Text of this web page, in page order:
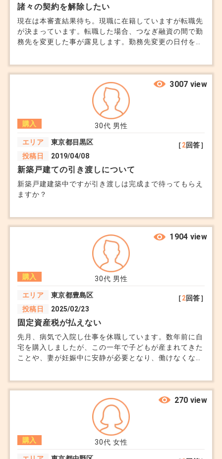
諸々の契約を解除したい
現在は本審査結果待ち。現職に在籍していますが転職先
が決まっています。転職した場合、つなぎ融資の間で勤
務先を変更した事が露見します。勤務先変更の日付をハ
壊しの為違約金がと言われました。手付解除はできない
のはわかりますが解除は可能なものでしょうか？かかる
費用を分割にすることも可能なものでしょうか？
30代 男性
購入
エリア
東京都目黒区
投稿日
2019/04/08
［2回答］
3007 view
新築戸建ての引き渡しについて
新築戸建建築中ですが引き渡しは完成まで待ってもらえ
ますか？
30代 男性
購入
エリア
東京都豊島区
投稿日
2025/02/23
［2回答］
1904 view
固定資産税が払えない
先月、病気で入院し仕事を休職しています。数年前に自
宅を購入しましたが、この一年で子どもが産まれてきた
ことや、妻が妊娠中に安静が必要となり、働けなくなる
も、住宅ローンを合算年収で借入れました。今思うと無
理のある返済計画であり、万が一を考えていませんでし
た。 バタバタしておりすっかり固定資産税の支払いを
忘れてました。どう考えても固定資産税の支払いが難し
いです。 4期目の支払いのみ未納となりますが、固定資
産税の滞納で家を手放すことなどには繋がらないでしょ
うか？妻にはまだ話せておらず、どのように対応するか
30代 女性
購入
270 view